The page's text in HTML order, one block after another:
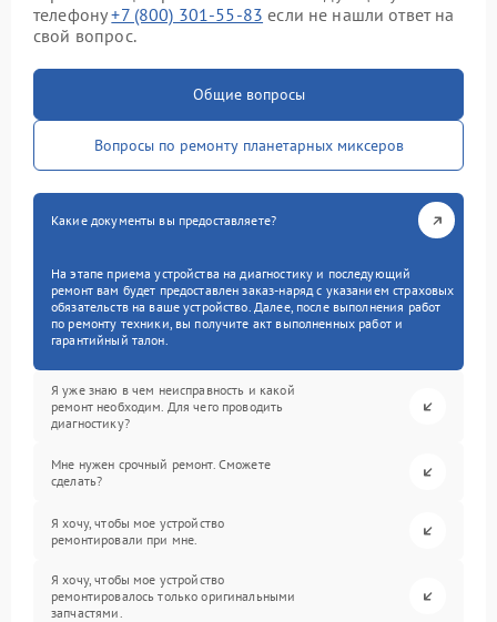
телефону+7 (800) 301-55-83 если не нашли ответ на
свой вопрос.
Общие вопросы
Вопросы по ремонту планетарных миксеров
Какие документы вы предоставляете?
На этапе приема устройства на диагностику и последующий
ремонт вам будет предоставлен заказ-наряд с указанием страховых
обязательств на ваше устройство. Далее, после выполнения работ
по ремонту техники, вы получите акт выполненных работ и
гарантийный талон.
Я уже знаю в чем неисправность и какой
ремонт необходим. Для чего проводить
диагностику?
Мне нужен срочный ремонт. Сможете
сделать?
Я хочу, чтобы мое устройство
ремонтировали при мне.
Я хочу, чтобы мое устройство
ремонтировалось только оригинальными
запчастями.